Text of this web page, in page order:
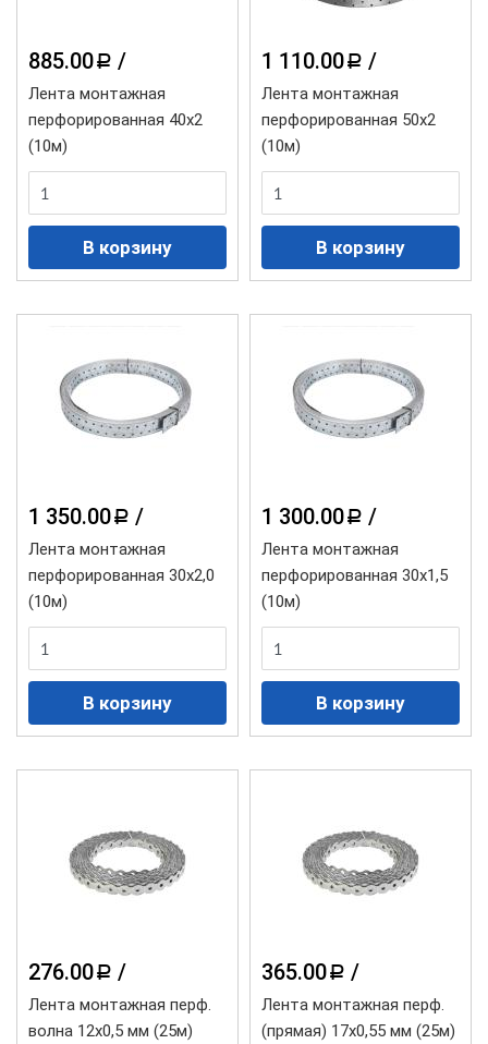
885.00 a /
Лента монтажная
перфорированная 40х2
(10м)
1 110.00 a /
Лента монтажная
перфорированная 50х2
(10м)
1 350.00 a /
Лента монтажная
перфорированная 30х2,0
(10м)
1 300.00 a /
Лента монтажная
перфорированная 30х1,5
(10м)
276.00 a /
Лента монтажная перф.
волна 12х0,5 мм (25м)
365.00 a /
Лента монтажная перф.
(прямая) 17х0,55 мм (25м)